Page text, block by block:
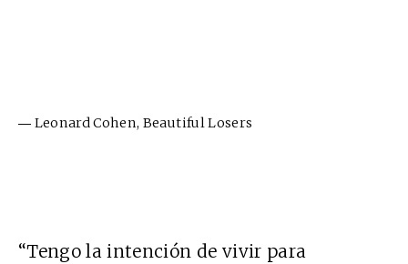
― Leonard Cohen, Beautiful Losers
“Tengo la intención de vivir para